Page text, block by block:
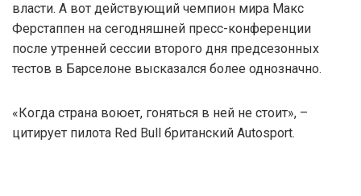
власти. А вот действующий чемпион мира Макс
Ферстаппен на сегодняшней пресс-конференции
после утренней сессии второго дня предсезонных
тестов в Барселоне высказался более однозначно.
«Когда страна воюет, гоняться в ней не стоит», –
цитирует пилота Red Bull британский Autosport.